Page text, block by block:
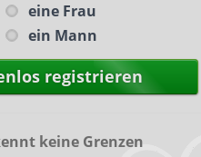
eine Frau
ein Mann
registrieren
keine Grenzen